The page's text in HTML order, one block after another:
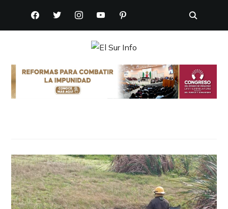
FACEBOOKTWITTERINSTAGRAMYOUTUBEPINTEREST